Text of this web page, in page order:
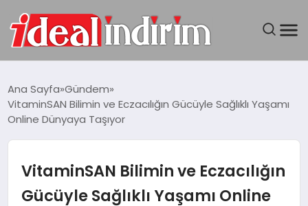
BILGISAYAR
Ana Sayfa Gündem
VitaminSAN Bilimin ve Eczacılığın Gücüyle Sağlıklı Yaşamı
Online Dünyaya Taşıyor
VitaminSAN Bilimin ve Eczacılığın
Gücüyle Sağlıklı Yaşamı Online